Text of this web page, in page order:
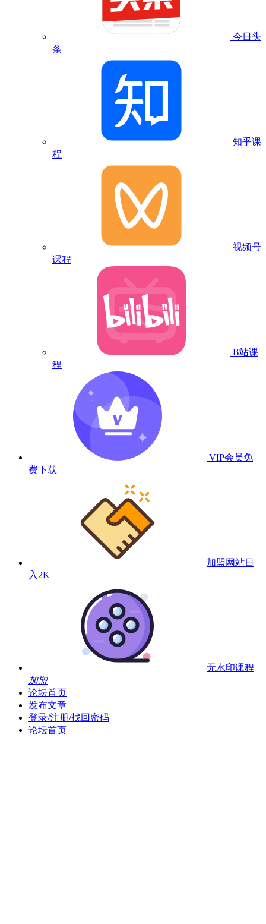
今日头
条
知乎课
程
视频号
课程
B站课
程
VIP会员免
费下载
加盟网站日
入2K
无水印课程
加盟
论坛首页
发布文章
登录/注册/找回密码
论坛首页